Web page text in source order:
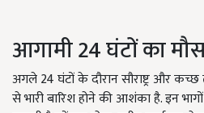
आगामी 24 घंटों का
अगले 24 घंटों के दौरान सौराष्ट्र और कच्छ
से भारी बारिश होने की आशंका है. इन